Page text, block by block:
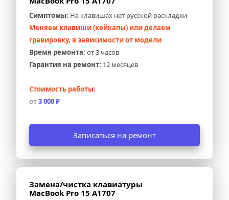
Симптомы: На клавишах нет русской раскладки
Меняем клавиши (кейкапы) или делаем
гравировку, в зависимости от модели
Время ремонта: от 3 часов
Гарантия на ремонт: 12 месяцев
Стоимость работы:
от 3 000 ₽
Записаться на ремонт
Замена/чистка клавиатуры
MacBook Pro 15 A1707